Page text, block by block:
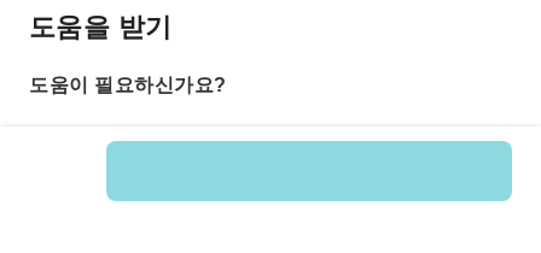
도움을 받기
도움이 필요하신가요?
상품 번호: 247333